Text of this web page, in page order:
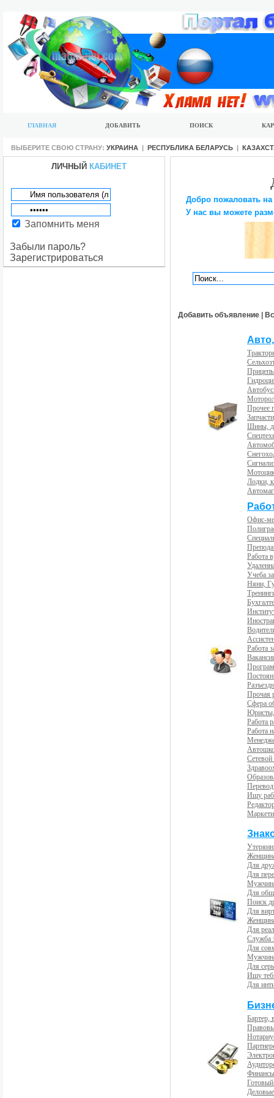
ГЛАВНАЯ ДОБАВИТЬ ПОИСК
ВЫБЕРИТЕ СВОЮ СТРАНУ: УКРАИНА | РЕСПУБЛИКА БЕЛАРУСЬ |
ЛИЧНЫЙ КАБИНЕТ
Запомнить меня
Забыли пароль?
Зарегистрироваться
Добро пожаловать
У нас вы можете
Добавить объявление |
Прочее
Шины,
Лодки,
Офис-
Работа
Учеба
Няни,
Работа
Прочая
Сфера
Юристы,
Работа
Работа
Сетевой
Ищу
Для
Для
Для
Поиск
Для
Для
Служба
Для
Для
Ищу
Для
Бартер,
Готовый